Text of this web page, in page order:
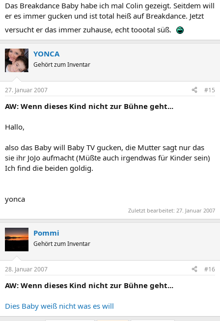
Das Breakdance Baby habe ich mal Colin gezeigt. Seitdem will
er es immer gucken und ist total heiß auf Breakdance. Jetzt
versucht er das immer zuhause, echt toootal süß.
YONCA
Gehört zum Inventar
27. Januar 2007 #15
AW: Wenn dieses Kind nicht zur Bühne geht...
Hallo,
also das Baby will Baby TV gucken, die Mutter sagt nur das
sie ihr JoJo aufmacht (Müßte auch irgendwas für Kinder sein)
Ich find die beiden goldig.
yonca
Zuletzt bearbeitet: 27. Januar 2007
Pommi
Gehört zum Inventar
28. Januar 2007 #16
AW: Wenn dieses Kind nicht zur Bühne geht...
Dies Baby weiß nicht was es will